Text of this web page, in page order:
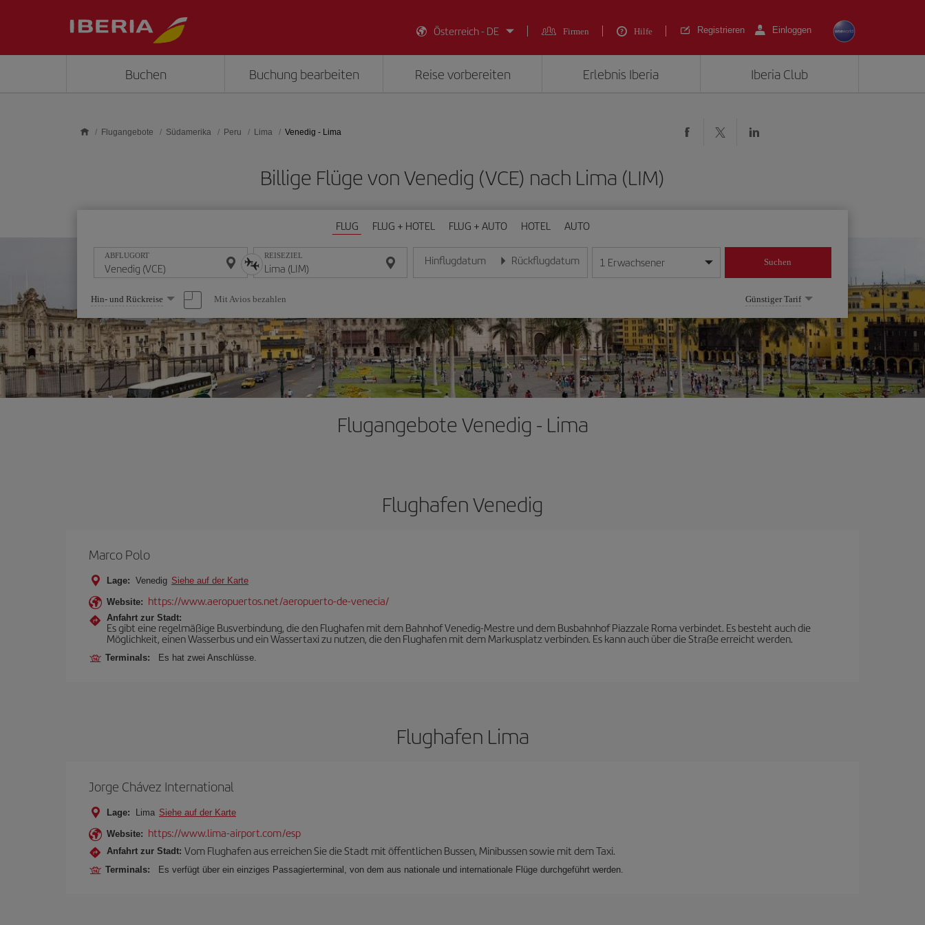
Österreich - DE
Firmen Hilfe Registrieren Einloggen
Buchen Buchung bearbeiten Reise vorbereiten Erlebnis Iberia Iberia Club
Flugangebote Südamerika Peru Lima Venedig - Lima
Billige Flüge von Venedig (VCE) nach Lima (LIM)
FLUG FLUG + HOTEL FLUG + AUTO HOTEL AUTO
ABFLUGORT REISEZIEL Hinflugdatum
Geben Sie das Datum im Format Tag/Monat/Jahr ein
Rückflugdatum
Geben Sie das Datum im Format Tag/Monat/Jahr ein
1 Erwachsener Suchen
Wählen
Sie
eine
Option
Hin- und Rückreise Mit Avios bezahlen Günstiger Tarif
Flugangebote Venedig - Lima
Flughafen Venedig
Marco Polo
Lage: Venedig Siehe auf der Karte
Website: https://www.aeropuertos.net/aeropuerto-de-venecia/
Anfahrt zur Stadt:
Es gibt eine regelmäßige Busverbindung, die den Flughafen mit dem Bahnhof Venedig-Mestre und dem Busbahnhof Piazzale Roma verbindet. Es besteht auch die
Möglichkeit, einen Wasserbus und ein Wassertaxi zu nutzen, die den Flughafen mit dem Markusplatz verbinden. Es kann auch über die Straße erreicht werden.
Terminals: Es hat zwei Anschlüsse.
Flughafen Lima
Jorge Chávez International
Lage: Lima Siehe auf der Karte
Website: https://www.lima-airport.com/esp
Anfahrt zur Stadt: Vom Flughafen aus erreichen Sie die Stadt mit öffentlichen Bussen, Minibussen sowie mit dem Taxi.
Terminals: Es verfügt über ein einziges Passagierterminal, von dem aus nationale und internationale Flüge durchgeführt werden.